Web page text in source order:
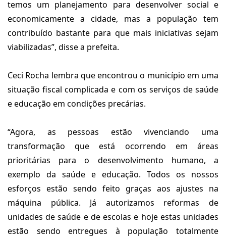
temos um planejamento para desenvolver social e
economicamente a cidade, mas a população tem
contribuído bastante para que mais iniciativas sejam
viabilizadas”, disse a prefeita.
Ceci Rocha lembra que encontrou o município em uma
situação fiscal complicada e com os serviços de saúde
e educação em condições precárias.
“Agora, as pessoas estão vivenciando uma
transformação que está ocorrendo em áreas
prioritárias para o desenvolvimento humano, a
exemplo da saúde e educação. Todos os nossos
esforços estão sendo feito graças aos ajustes na
máquina pública. Já autorizamos reformas de
unidades de saúde e de escolas e hoje estas unidades
estão sendo entregues à população totalmente